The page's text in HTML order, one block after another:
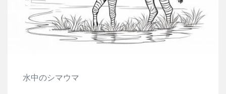
水中のシマウマ